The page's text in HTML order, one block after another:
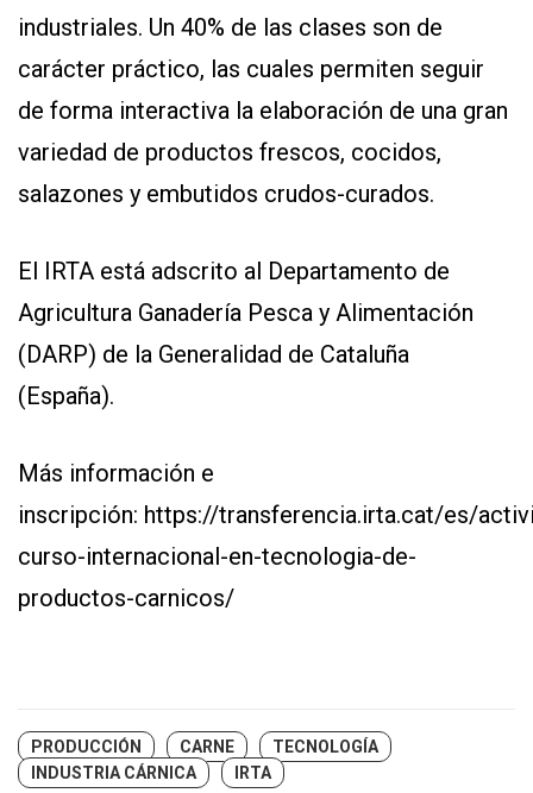
industriales. Un 40% de las clases son de
carácter práctico, las cuales permiten seguir
de forma interactiva la elaboración de una gran
variedad de productos frescos, cocidos,
salazones y embutidos crudos-curados.
El IRTA está adscrito al Departamento de
Agricultura Ganadería Pesca y Alimentación
(DARP) de la Generalidad de Cataluña
(España).
Más información e
inscripción: https://transferencia.irta.cat/es/
curso-internacional-en-tecnologia-de-
productos-carnicos/
PRODUCCIÓN CARNE
TECNOLOGÍA
INDUSTRIA CÁRNICA
IRTA